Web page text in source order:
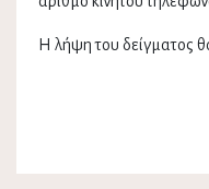
Η λήψη του δείγματος